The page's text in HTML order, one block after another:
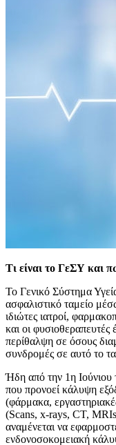
Τι είναι το ΓεΣΥ και
Το Γενικό Σύστημα
ασφαλιστικό ταμείο
ιδιώτες ιατροί,
και οι
περίθαλψη σε όσους
συνδρομές σε αυτό το
Ήδη από την 1η
που προνοεί κάλυψη
(φάρμακα,
(Scans, x-rays, CT,
αναμένεται να
ενδονοσοκομειακή